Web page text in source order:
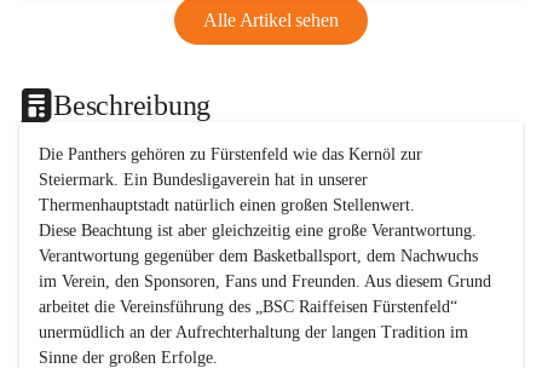
Alle Artikel sehen
Beschreibung
Die Panthers gehören zu Fürstenfeld wie das Kernöl zur
Steiermark. Ein Bundesligaverein hat in unserer
Thermenhauptstadt natürlich einen großen Stellenwert.
Diese Beachtung ist aber gleichzeitig eine große Verantwortung.
Verantwortung gegenüber dem Basketballsport, dem Nachwuchs
im Verein, den Sponsoren, Fans und Freunden. Aus diesem Grund
arbeitet die Vereinsführung des „BSC Raiffeisen Fürstenfeld“
unermüdlich an der Aufrechterhaltung der langen Tradition im
Sinne der großen Erfolge.